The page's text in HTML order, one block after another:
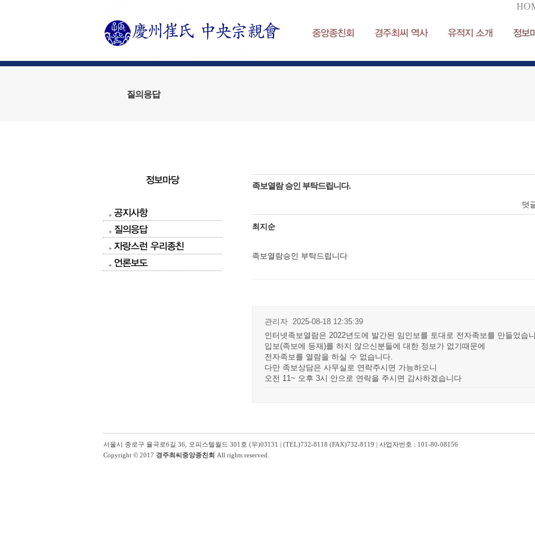
중앙종친회 경주최씨 역사 유적지 소개 정보
질의응답
정보마당
공지사항
질의응답
자랑스런 우리종친
언론보도
족보열람 승인 부탁드립니다.
덧
최지순
족보열람승인 부탁드립니다
관리자 2025-08-18 12:35:39
인터넷족보열람은 2022년도에 발간된 임인보를 토대로 전자족보를 만들었습
입보(족보에 등재)를 하지 않으신분들에 대한 정보가 없기때문에
전자족보를 열람을 하실 수 없습니다.
다만 족보상담은 사무실로 연락주시면 가능하오니
오전 11~ 오후 3시 안으로 연락을 주시면 감사하겠습니다
서울시 종로구 율곡로6길 36, 오피스텔월드 301호 (우)03131 | (TEL)732-8118 (FAX)732-8119 | 사업자번호 : 101-80-08156
Copyright © 2017 경주최씨중앙종친회 All rights reserved.